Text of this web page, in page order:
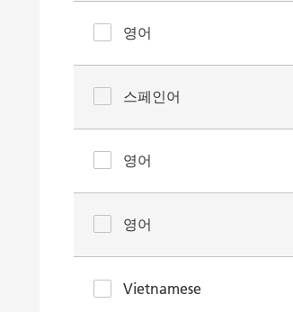
영어
스페인어
영어
영어
Vietnamese